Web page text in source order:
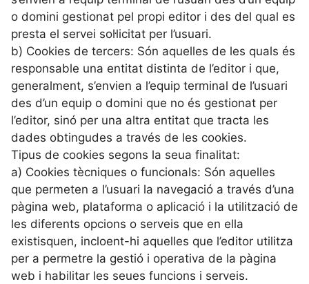
o domini gestionat pel propi editor i des del qual es
presta el servei sol·licitat per l’usuari.
b) Cookies de tercers: Són aquelles de les quals és
responsable una entitat distinta de l’editor i que,
generalment, s’envien a l’equip terminal de l’usuari
des d’un equip o domini que no és gestionat per
l’editor, sinó per una altra entitat que tracta les
dades obtingudes a través de les cookies.
Tipus de cookies segons la seua finalitat:
a) Cookies tècniques o funcionals: Són aquelles
que permeten a l’usuari la navegació a través d’una
pàgina web, plataforma o aplicació i la utilització de
les diferents opcions o serveis que en ella
existisquen, incloent-hi aquelles que l’editor utilitza
per a permetre la gestió i operativa de la pàgina
web i habilitar les seues funcions i serveis.